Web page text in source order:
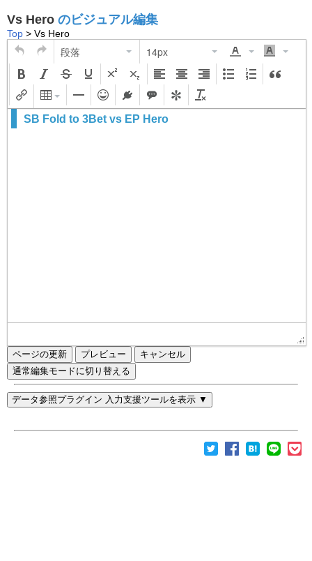
Vs Hero のビジュアル編集
Top > Vs Hero
段落 14px
ページの更新
通常編集モードに切り替える
データ参照プラグイン 入力支援ツールを表示 ▼